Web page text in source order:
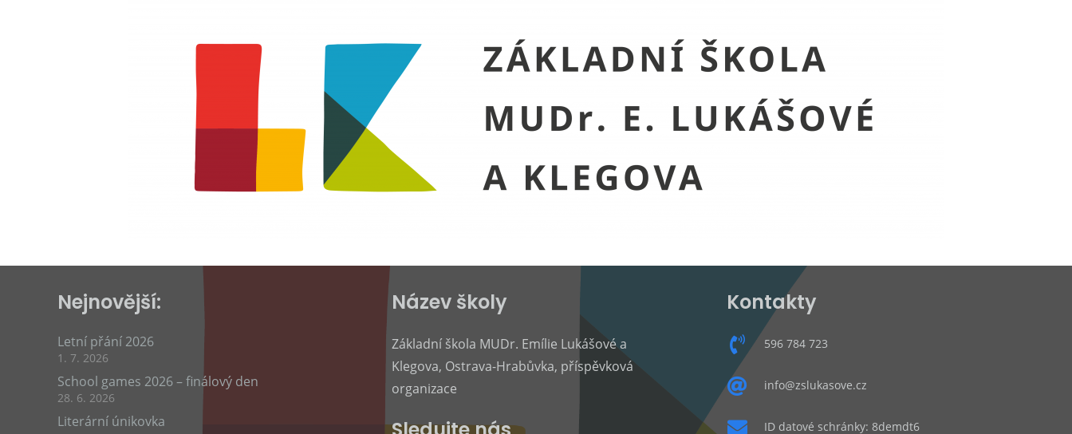
Nejnovější:
Letní přání 2026
1. 7. 2026
School games 2026 – finálový den
28. 6. 2026
Literární únikovka
Název školy
Základní škola MUDr. Emílie Lukášové a
Klegova, Ostrava-Hrabůvka, příspěvková
organizace
Kontakty
596 784 723
info@zslukasove.cz
ID datové schránky: 8demdt6